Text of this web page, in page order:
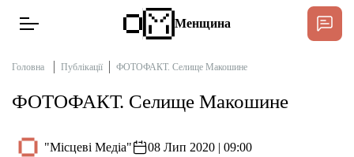
Менщина
Головна Публікації ФОТОФАКТ. Селище Макошине
ФОТОФАКТ. Селище Макошине
"Місцеві Медіа" 08 Лип 2020 | 09:00